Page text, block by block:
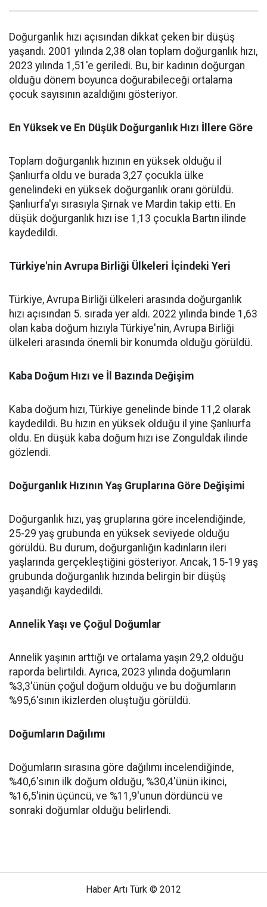
Doğurganlık hızı açısından dikkat çeken bir düşüş
yaşandı. 2001 yılında 2,38 olan toplam doğurganlık hızı,
2023 yılında 1,51'e geriledi. Bu, bir kadının doğurgan
olduğu dönem boyunca doğurabileceği ortalama
çocuk sayısının azaldığını gösteriyor.
En Yüksek ve En Düşük Doğurganlık Hızı İllere Göre
Toplam doğurganlık hızının en yüksek olduğu il
Şanlıurfa oldu ve burada 3,27 çocukla ülke
genelindeki en yüksek doğurganlık oranı görüldü.
Şanlıurfa'yı sırasıyla Şırnak ve Mardin takip etti. En
düşük doğurganlık hızı ise 1,13 çocukla Bartın ilinde
kaydedildi.
Türkiye'nin Avrupa Birliği Ülkeleri İçindeki Yeri
Türkiye, Avrupa Birliği ülkeleri arasında doğurganlık
hızı açısından 5. sırada yer aldı. 2022 yılında binde 1,63
olan kaba doğum hızıyla Türkiye'nin, Avrupa Birliği
ülkeleri arasında önemli bir konumda olduğu görüldü.
Kaba Doğum Hızı ve İl Bazında Değişim
Kaba doğum hızı, Türkiye genelinde binde 11,2 olarak
kaydedildi. Bu hızın en yüksek olduğu il yine Şanlıurfa
oldu. En düşük kaba doğum hızı ise Zonguldak ilinde
gözlendi.
Doğurganlık Hızının Yaş Gruplarına Göre Değişimi
Doğurganlık hızı, yaş gruplarına göre incelendiğinde,
25-29 yaş grubunda en yüksek seviyede olduğu
görüldü. Bu durum, doğurganlığın kadınların ileri
yaşlarında gerçekleştiğini gösteriyor. Ancak, 15-19 yaş
grubunda doğurganlık hızında belirgin bir düşüş
yaşandığı kaydedildi.
Annelik Yaşı ve Çoğul Doğumlar
Annelik yaşının arttığı ve ortalama yaşın 29,2 olduğu
raporda belirtildi. Ayrıca, 2023 yılında doğumların
%3,3'ünün çoğul doğum olduğu ve bu doğumların
%95,6'sının ikizlerden oluştuğu görüldü.
Doğumların Dağılımı
Doğumların sırasına göre dağılımı incelendiğinde,
%40,6'sının ilk doğum olduğu, %30,4'ünün ikinci,
%16,5'inin üçüncü, ve %11,9'unun dördüncü ve
sonraki doğumlar olduğu belirlendi.
Haber Artı Türk © 2012